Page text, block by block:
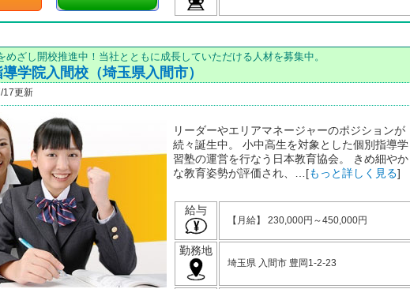
めざし開校推進中！当社とともに成長していただける人材を募集中。
学院入間校（埼玉県入間市）
更新
リーダーやエリアマネージャーのポジションが
続々誕生中。 小中高生を対象とした個別指導学
習塾の運営を行なう日本教育協会。 きめ細やか
な教育姿勢が評価され、…[もっと詳しく見る]
給与
【月給】 230,000円～450,000円
勤務地
埼玉県 入間市 豊岡1-2-23